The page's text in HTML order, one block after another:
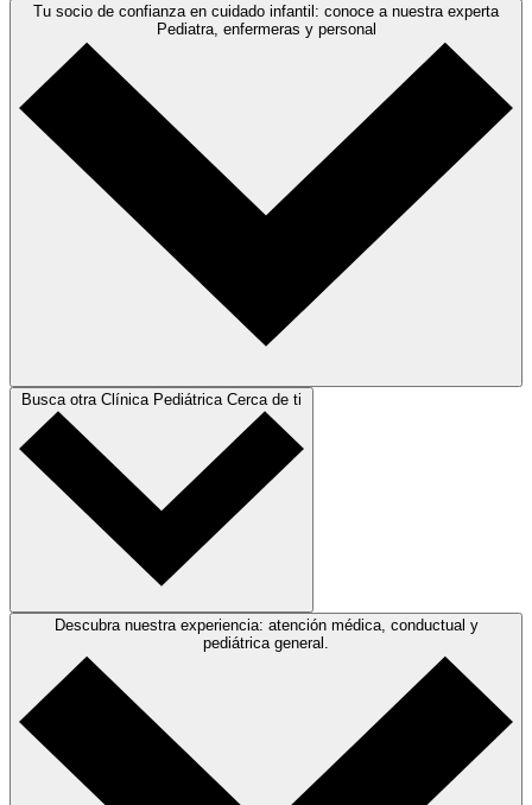
Tu socio de confianza en cuidado infantil: conoce a nuestra experta
Pediatra, enfermeras y personal
Busca otra Clínica Pediátrica Cerca de ti
Descubra nuestra experiencia: atención médica, conductual y
pediátrica general.